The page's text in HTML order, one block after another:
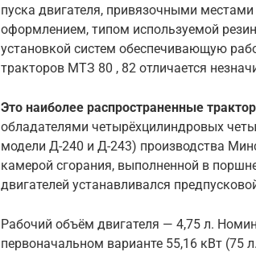
пуска двигателя, привязочными
оформлением, типом используемой
установкой систем обеспечивающую
тракторов МТЗ 80 , 82 отличается
Это наиболее распространенные
обладателями четырёхцилиндровых
модели Д-240 и Д-243) производства
камерой сгорания, выполненной в
двигателей устанавливался
Рабочий объём двигателя — 4,75 л.
первоначальном варианте 55,16 кВт (75